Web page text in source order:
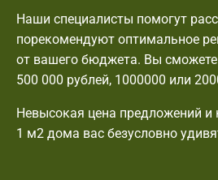
Наши специалисты помогут
порекомендуют оптимальное
от вашего бюджета. Вы сможете
500 000 рублей, 1000000 или
Невысокая цена предложений и
1 м2 дома вас безусловно